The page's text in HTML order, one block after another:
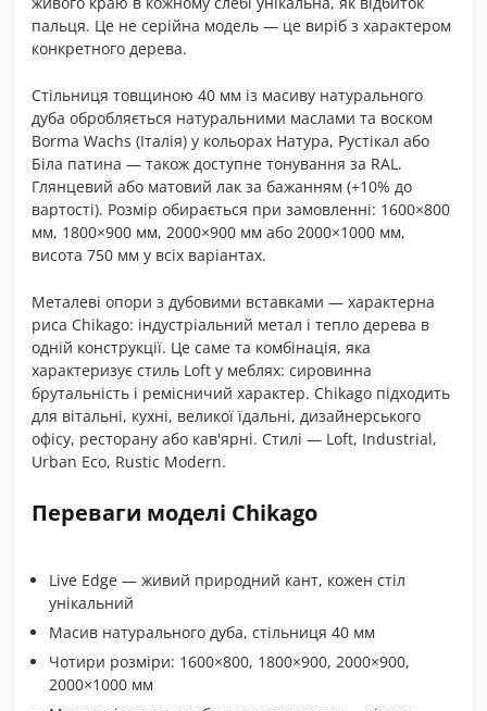
пальця. Це не серійна модель — це виріб з характером
конкретного дерева.
Стільниця товщиною 40 мм із масиву натурального
дуба обробляється натуральними маслами та воском
Borma Wachs (Італія) у кольорах Натура, Рустікал або
Біла патина — також доступне тонування за RAL.
Глянцевий або матовий лак за бажанням (+10% до
вартості). Розмір обирається при замовленні: 1600×800
мм, 1800×900 мм, 2000×900 мм або 2000×1000 мм,
висота 750 мм у всіх варіантах.
Металеві опори з дубовими вставками — характерна
риса Chikago: індустріальний метал і тепло дерева в
одній конструкції. Це саме та комбінація, яка
характеризує стиль Loft у меблях: сировинна
брутальність і ремісничий характер. Chikago підходить
для вітальні, кухні, великої їдальні, дизайнерського
офісу, ресторану або кав'ярні. Стилі — Loft, Industrial,
Urban Eco, Rustic Modern.
Переваги моделі Chikago
Live Edge — живий природний кант, кожен стіл
унікальний
Масив натурального дуба, стільниця 40 мм
Чотири розміри: 1600×800, 1800×900, 2000×900,
2000×1000 мм